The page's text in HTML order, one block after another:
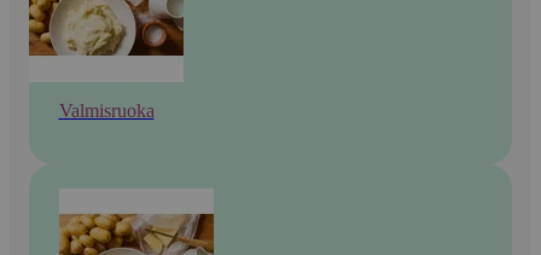
Valmisruoka